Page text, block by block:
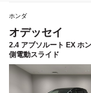
ホンダ
オデッセイ
2.4 アブソルート EX ホ
側電動スライド